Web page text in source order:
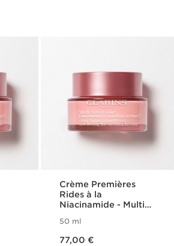
Crème Premières
Rides à la
Niacinamide - Multi
50 ml
77,00 €